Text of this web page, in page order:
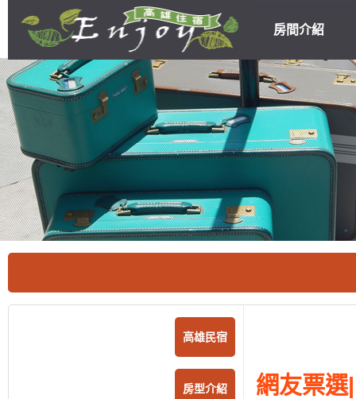
房間介紹
高雄民宿住宿
優惠
高雄民宿
房型介紹 網友票選